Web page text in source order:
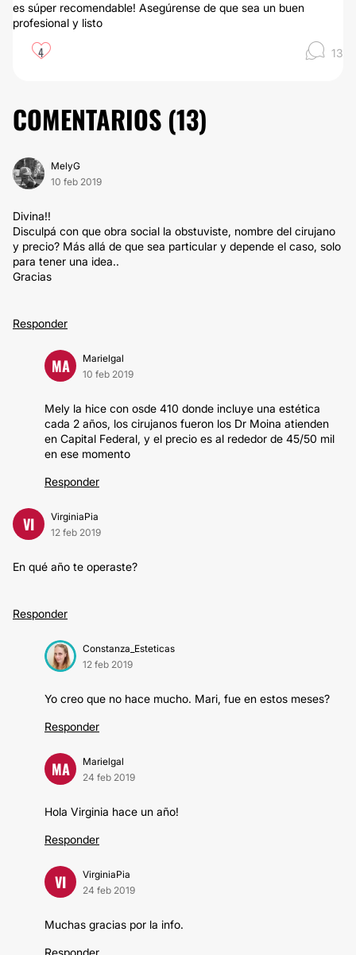
es súper recomendable! Asegúrense de que sea un buen
profesional y listo
4 13
COMENTARIOS (13)
MelyG
10 feb 2019
Divina!!
Disculpá con que obra social la obstuviste, nombre del cirujano
y precio? Más allá de que sea particular y depende el caso, solo
para tener una idea..
Gracias
Responder
MA
Marielgal
10 feb 2019
Mely la hice con osde 410 donde incluye una estética
cada 2 años, los cirujanos fueron los Dr Moina atienden
en Capital Federal, y el precio es al rededor de 45/50 mil
en ese momento
Responder
VI
VirginiaPia
12 feb 2019
En qué año te operaste?
Responder
Constanza_Esteticas
12 feb 2019
Yo creo que no hace mucho. Mari, fue en estos meses?
Responder
MA
Marielgal
24 feb 2019
Hola Virginia hace un año!
Responder
VI
VirginiaPia
24 feb 2019
Muchas gracias por la info.
Responder